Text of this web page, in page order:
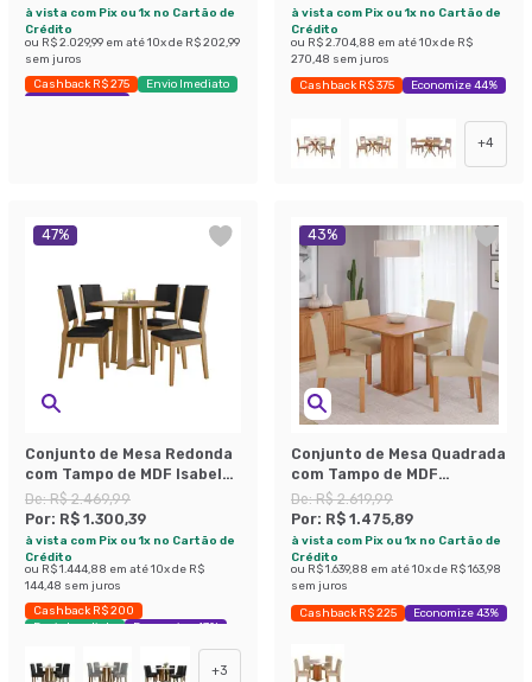
à vista com Pix ou 1x no Cartão de
Crédito
ou R$ 2.029,99 em até10x de R$ 202,99
sem juros
Cashback R$ 275
Envio Imediato
Economize 48%
à vista com Pix ou 1x no Cartão de
Crédito
ou R$ 2.704,88 em até10x de R$
270,48 sem juros
Cashback R$ 375 Economize 44%
+4
47%
Conjunto de Mesa Redonda
com Tampo de MDF Isabela
e 4 Cadeiras Carol Veludo
Preto e Ypê
De:R$ 2.469,99
Por: R$ 1.300,39
à vista com Pix ou 1x no Cartão de
Crédito
ou R$ 1.444,88 em até10x de R$
144,48 sem juros
Cashback R$ 200
Envio Imediato
Economize 47%
+3
43%
Conjunto de Mesa Quadrada
com Tampo de MDF
Cinamomo Sophia e 4
Cadeiras Maia Suede
Gengibre
De:R$ 2.619,99
Por: R$ 1.475,89
à vista com Pix ou 1x no Cartão de
Crédito
ou R$ 1.639,88 em até10x de R$ 163,98
sem juros
Cashback R$ 225 Economize 43%